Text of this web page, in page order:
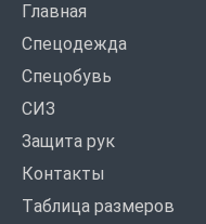
Главная
Спецодежда
Спецобувь
СИЗ
Защита рук
Контакты
Таблица размеров